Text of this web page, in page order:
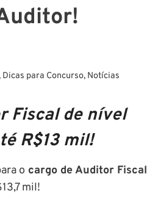
Dicas para Concurso, Notícias
Fiscal de nível
R$13 mil!
o cargo de Auditor Fiscal
mil!